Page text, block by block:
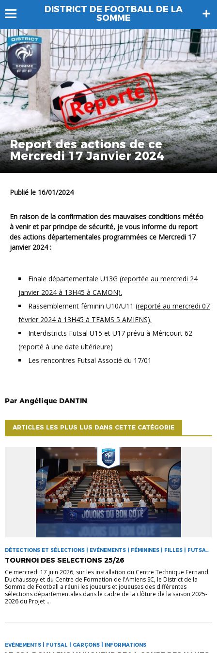
DISTRICT DE FOOTBALL DE LA
SOMME
Report des actions de ce
Mercredi 17 Janvier 2024
Publié le 16/01/2024
En raison de la confirmation des mauvaises conditions météo
à venir et par principe de sécurité, je vous informe du report
des actions départementales programmées ce Mercredi 17
janvier 2024 :
Finale départementale U13G (reportée au mercredi 24
janvier 2024 à 13H45 à CAMON).
Rassemblement féminin U10/U11 (reporté au mercredi 07
février 2024 à 13H45 à TEAMS 5 AMIENS).
Interdistricts Futsal U15 et U17 prévu à Méricourt 62
(reporté à une date ultérieure)
Les rencontres Futsal Associé du 17/01
Par Angélique DANTIN
ARTICLES LES PLUS LUS DANS CETTE CATÉGORIE
DÉTECTIONS ET SÉLECTIONS | EVÉNEMENTS | FÉMININES | FILLES | FUTSAL
| GARÇONS | INFORMATIONS | RASSEMBLEMENTS
TOURNOI DES SELECTIONS 25/26
Ce mercredi 17 juin 2026, sur les installation du Centre Technique Fernand
Duchaussoy et du Centre de Formation de l'Amiens SC, le District de la
Somme de Football a réuni les joueurs et joueuses des différentes
sélections départementales dans le cadre de la clôture de la saison 2025-
2026 du Projet ...
EVÉNEMENTS | FUTSAL | GARÇONS | INFORMATIONS